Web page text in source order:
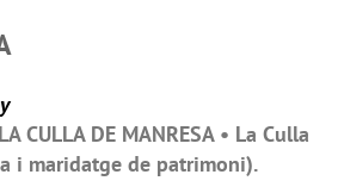
CULLA DE MANRESA • La Culla
i maridatge de patrimoni).